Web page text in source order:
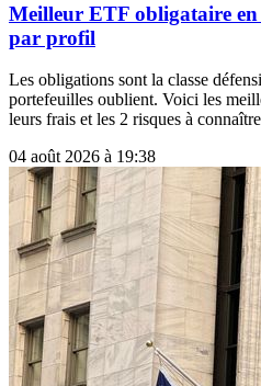
Meilleur ETF obligataire
par profil
Les obligations sont la classe
portefeuilles oublient. Voici les
leurs frais et les 2 risques à
04 août 2026 à 19:38